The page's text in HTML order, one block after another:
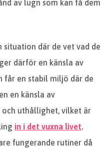
av lugn som kan få dem
situation där de vet vad de
därför en känsla av
får en stabil miljö där de
en känsla av
och uthållighet, vilket är
in i det vuxna livet.
fungerande rutiner då